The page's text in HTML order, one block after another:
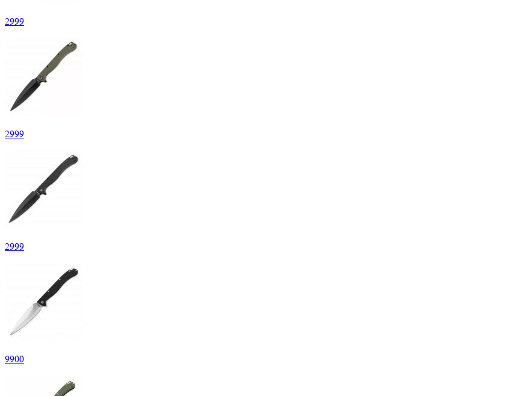
2999
2999
2999
9900